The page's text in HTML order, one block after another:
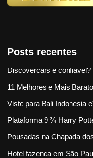
Posts recentes
Discovercars é confiável?
11 Melhores e Mais
Visto para Bali Indonesia
Plataforma 9 ¾ Harry
Pousadas na Chapada
Hotel fazenda em São